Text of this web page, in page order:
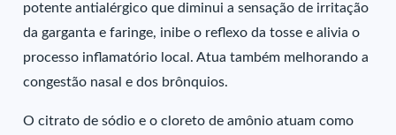
potente antialérgico que diminui a sensação de irritação
da garganta e faringe, inibe o reflexo da tosse e alivia o
processo inflamatório local. Atua também melhorando a
congestão nasal e dos brônquios.
O citrato de sódio e o cloreto de amônio atuam como